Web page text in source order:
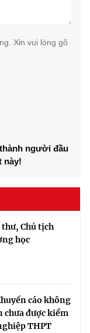
Xin vui lòng gõ
người đầu
này!
thư, Chủ tịch
học
cáo không
được kiểm
THPT